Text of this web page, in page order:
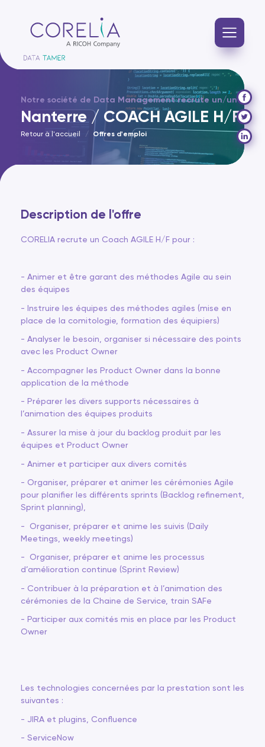
Notre société de Data Management recrute un/une
Nanterre / COACH AGILE H/F
Retour à l'accueil Offres d'emploi
Description de l'offre
CORELIA recrute un Coach AGILE H/F pour :
- Animer et être garant des méthodes Agile au sein
des équipes
- Instruire les équipes des méthodes agiles (mise en
place de la comitologie, formation des équipiers)
- Analyser le besoin, organiser si nécessaire des points
avec les Product Owner
- Accompagner les Product Owner dans la bonne
application de la méthode
- Préparer les divers supports nécessaires à
l’animation des équipes produits
- Assurer la mise à jour du backlog produit par les
équipes et Product Owner
- Animer et participer aux divers comités
- Organiser, préparer et animer les cérémonies Agile
pour planifier les différents sprints (Backlog refinement,
Sprint planning),
- Organiser, préparer et anime les suivis (Daily
Meetings, weekly meetings)
- Organiser, préparer et anime les processus
d’amélioration continue (Sprint Review)
- Contribuer à la préparation et à l’animation des
cérémonies de la Chaine de Service, train SAFe
- Participer aux comités mis en place par les Product
Owner
Les technologies concernées par la prestation sont les
suivantes :
- JIRA et plugins, Confluence
- ServiceNow